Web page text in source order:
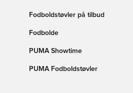
Fodboldstøvler på tilbud
Fodbolde
PUMA Showtime
PUMA Fodboldstøvler